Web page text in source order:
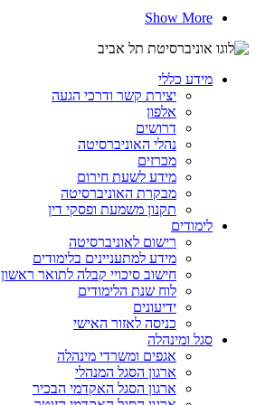
Show More
מידע כללי
יצירת קשר ודרכי הגעה
אלפון
דרושים
נהלי האוניברסיטה
מכרזים
מידע לשעת חירום
מבקרת האוניברסיטה
תקנון משמעת ופסקי דין
לימודים
רישום לאוניברסיטה
מידע למתעניינים בלימודים
חישוב סיכויי קבלה לתואר ראשון
לוח שנת הלימודים
ידיעונים
כניסה לאזור האישי
סגל ומינהלה
אגפים ומשרדי מינהלה
ארגון הסגל המנהלי
ארגון הסגל האקדמי הבכיר